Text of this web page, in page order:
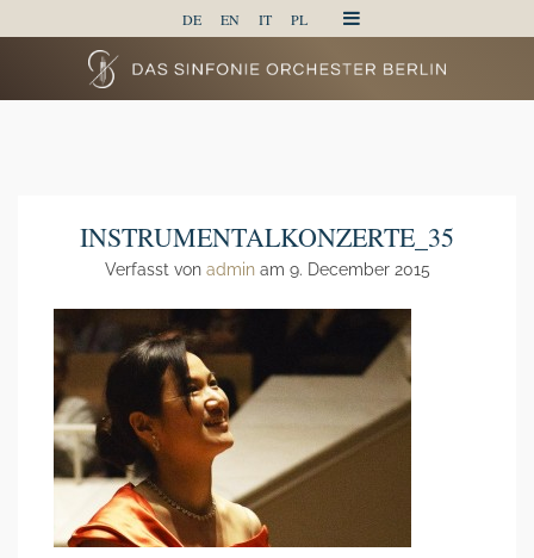
DE EN IT PL
INSTRUMENTALKONZERTE_35
Verfasst von adminam 9. December 2015